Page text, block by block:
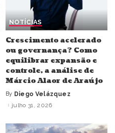
NOTÍCIAS
Crescimento acelerado
ou governança? Como
equilibrar expansão e
controle, a análise de
Márcio Alaor de Araújo
Posted
by
By Diego Velázquez
julho 31, 2026